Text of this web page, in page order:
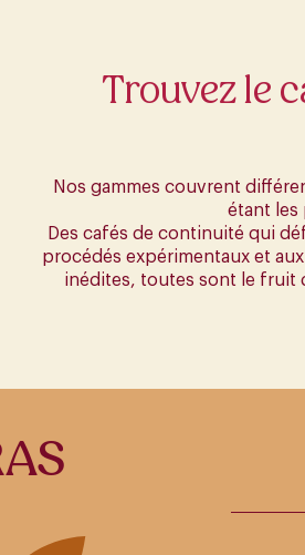
Trouvez le
Nos gammes couvrent
étant les
Des cafés de continuité qui
procédés expérimentaux et
inédites, toutes sont le fruit